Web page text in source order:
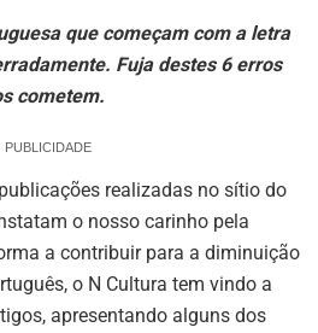
que começam com a letra
Fuja destes 6 erros
cometem.
PUBLICIDADE
realizadas no sítio do
o nosso carinho pela
a contribuir para a diminuição
o N Cultura tem vindo a
apresentando alguns dos